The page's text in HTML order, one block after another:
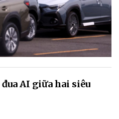
AI giữa hai siêu